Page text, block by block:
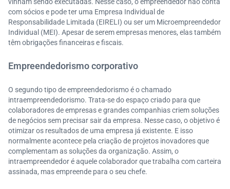
com sócios e pode ter uma Empresa Individual de
Responsabilidade Limitada (EIRELI) ou ser um Microempreendedor
Individual (MEI). Apesar de serem empresas menores, elas também
têm obrigações financeiras e fiscais.
Empreendedorismo corporativo
O segundo tipo de empreendedorismo é o chamado
intraempreendedorismo. Trata-se do espaço criado para que
colaboradores de empresas e grandes companhias criem soluções
de negócios sem precisar sair da empresa. Nesse caso, o objetivo é
otimizar os resultados de uma empresa já existente. E isso
normalmente acontece pela criação de projetos inovadores que
complementam as soluções da organização. Assim, o
intraempreendedor é aquele colaborador que trabalha com carteira
assinada, mas empreende para o seu chefe.